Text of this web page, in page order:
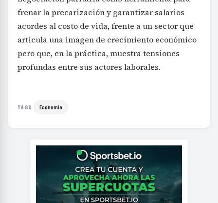
frenar la precarización y garantizar salarios
acordes al costo de vida, frente a un sector que
articula una imagen de crecimiento económico
pero que, en la práctica, muestra tensiones
profundas entre sus actores laborales.
TAGS Economía